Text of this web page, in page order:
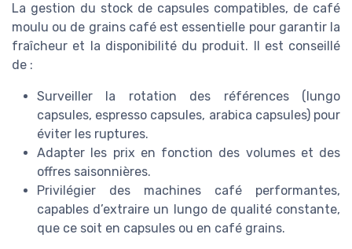
La gestion du stock de capsules compatibles, de café
moulu ou de grains café est essentielle pour garantir la
fraîcheur et la disponibilité du produit. Il est conseillé
de :
Surveiller la rotation des références (lungo
capsules, espresso capsules, arabica capsules) pour
éviter les ruptures.
Adapter les prix en fonction des volumes et des
offres saisonnières.
Privilégier des machines café performantes,
capables d’extraire un lungo de qualité constante,
que ce soit en capsules ou en café grains.